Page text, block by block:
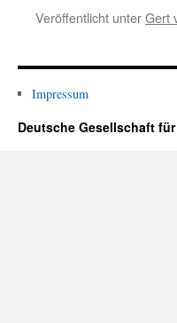
Veröffentlicht unterGert
Impressum
Deutsche Gesellschaft